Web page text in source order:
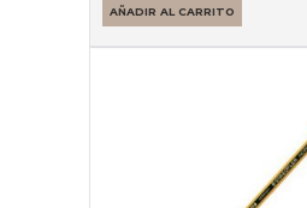
AÑADIR AL CARRITO